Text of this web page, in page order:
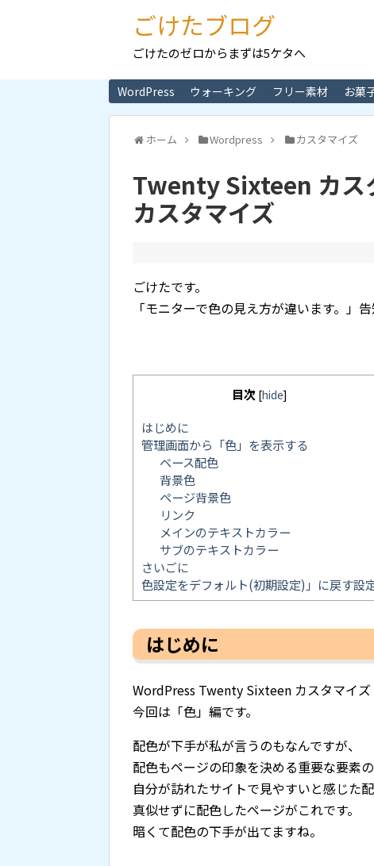
ごけたブログ
ごけたのゼロからまずは5ケタへ
WordPress ウォーキング フリー素材 お菓
ホーム Wordpress カスタマイズ
Twenty Sixteen カス
カスタマイズ
ごけたです。
「モニターで色の見え方が違います。」
目次 [hide]
はじめに
管理画面から「色」を表示する
ベース配色
背景色
ページ背景色
リンク
メインのテキストカラー
サブのテキストカラー
さいごに
色設定をデフォルト(初期設定)」に戻す設
はじめに
WordPress Twenty Sixteen カスタマイズ
今回は「色」編です。
配色が下手が私が言うのもなんですが、
配色もページの印象を決める重要な要素の
自分が訪れたサイトで見やすいと感じた
真似せずに配色したページがこれです。
暗くて配色の下手が出てますね。